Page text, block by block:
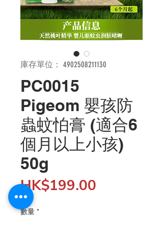
庫存單位： 4902508211130
PC0015
Pigeom 嬰孩防
蟲蚊怕膏 (適合6
個月以上小孩)
50g
HK$199.00
數量 *